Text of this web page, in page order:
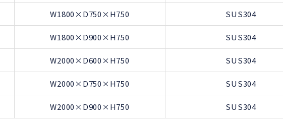
W1800×D750×H750 SUS304
W1800×D900×H750 SUS304
W2000×D600×H750 SUS304
W2000×D750×H750 SUS304
W2000×D900×H750 SUS304